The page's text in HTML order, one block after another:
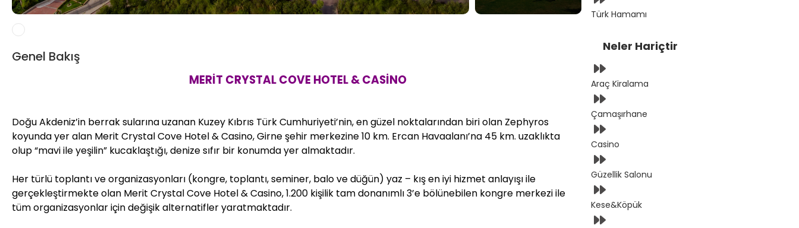
Genel Bakış
MERİT CRYSTAL COVE HOTEL & CASİNO
Doğu Akdeniz’in berrak sularına uzanan Kuzey Kıbrıs Türk Cumhuriyeti’nin, en güzel noktalarından biri olan Zephyros
koyunda yer alan Merit Crystal Cove Hotel & Casino, Girne şehir merkezine 10 km. Ercan Havaalanı’na 45 km. uzaklıkta
olup “mavi ile yeşilin” kucaklaştığı, denize sıfır bir konumda yer almaktadır.
Her türlü toplantı ve organizasyonları (kongre, toplantı, seminer, balo ve düğün) yaz – kış en iyi hizmet anlayışı ile
gerçekleştirmekte olan Merit Crystal Cove Hotel & Casino, 1.200 kişilik tam donanımlı 3’e bölünebilen kongre merkezi ile
tüm organizasyonlar için değişik alternatifler yaratmaktadır.
Türk Hamamı
Neler Hariçtir
Araç Kiralama
Çamaşırhane
Casino
Güzellik Salonu
Kese&Köpük